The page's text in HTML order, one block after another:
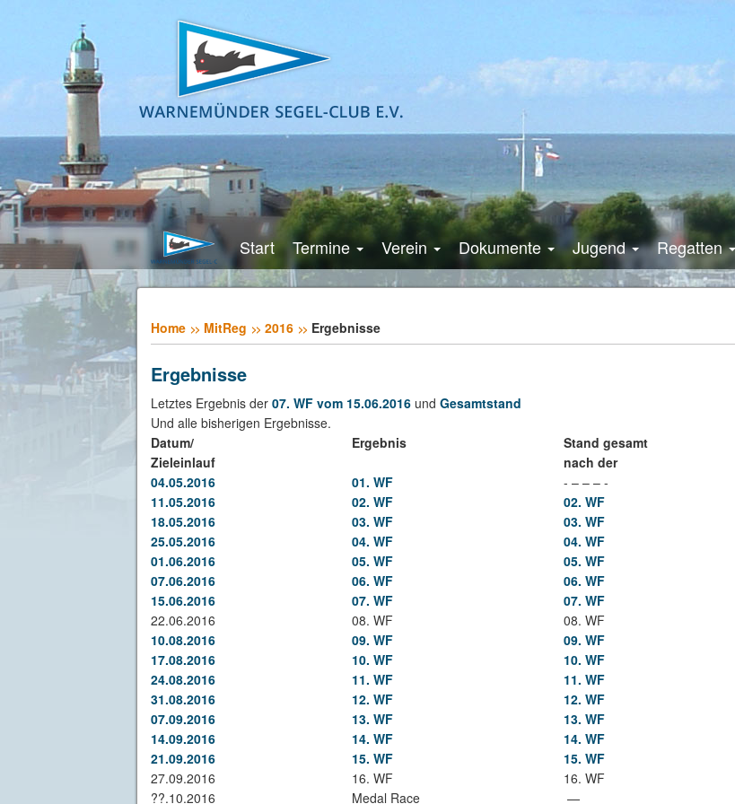
Start Termine Verein Dokumente Jugend Regatten
Home MitReg 2016 Ergebnisse
Ergebnisse
Letztes Ergebnis der 07. WF vom 15.06.2016 und Gesamtstand
Und alle bisherigen Ergebnisse.
Datum/
Zieleinlauf
Ergebnis
Stand gesamt
nach der
04.05.2016 01. WF - – – – -
11.05.2016
02. WF 02. WF
18.05.2016
03. WF 03. WF
25.05.2016
04. WF 04. WF
01.06.2016
05. WF 05. WF
07.06.2016
06. WF 06. WF
15.06.2016
07. WF 07. WF
22.06.2016
08. WF 08. WF
10.08.2016
09. WF 09. WF
17.08.2016
10. WF 10. WF
24.08.2016
11. WF 11. WF
31.08.2016
12. WF 12. WF
07.09.2016
13. WF 13. WF
14.09.2016
14. WF 14. WF
21.09.2016
15. WF 15. WF
27.09.2016
16. WF 16. WF
??.10.2016
Medal Race —